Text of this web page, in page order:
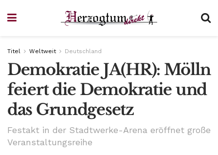
Titel Weltweit Deutschland
Demokratie JA(HR): Mölln
feiert die Demokratie und
das Grundgesetz
Festakt in der Stadtwerke-Arena eröffnet große
Veranstaltungsreihe